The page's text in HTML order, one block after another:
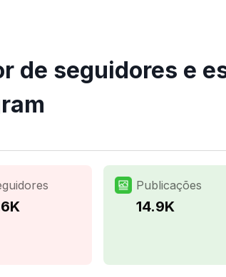
de seguidores e
Publicações
14.9K